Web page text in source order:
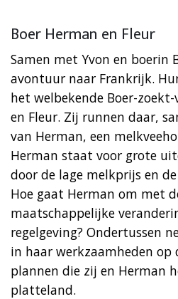
Boer Herman en Fleur
Samen met Yvon en boerin
avontuur naar Frankrijk.
het welbekende Boer-
en Fleur. Zij runnen daar,
van Herman, een
Herman staat voor grote
door de lage melkprijs en
Hoe gaat Herman om met
maatschappelijke
regelgeving? Ondertussen
in haar werkzaamheden op
plannen die zij en Herman
platteland.